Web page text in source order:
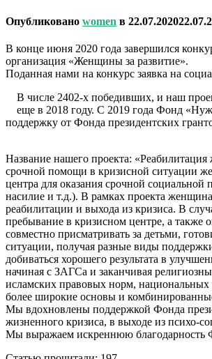
Опубликовано women в 22.07.2020
В конце июня 2020 года завершился
организация «Женщины за развитие».
Поданная нами на конкурс заявка на
В числе 2402-х победивших, и наш
еще в 2018 году. С 2019 года Фонд
поддержку от Фонда президентских
Название нашего проекта:
срочной помощи в кризисной ситуации
центра для оказания срочной
насилие и т.д.). В рамках проекта
реабилитации и выхода из кризиса. В
пребывание в кризисном центре, а
совместно присматривать за детьми,
ситуации, получая разные виды
добиваться хорошего результата в
начиная с ЗАГСа и заканчивая
исламских правовых норм, национальных
более широкие основы и
Мы вдохновлены поддержкой Фонда
жизненного кризиса, в выходе из психо-
Мы выражаем искреннюю благодарность